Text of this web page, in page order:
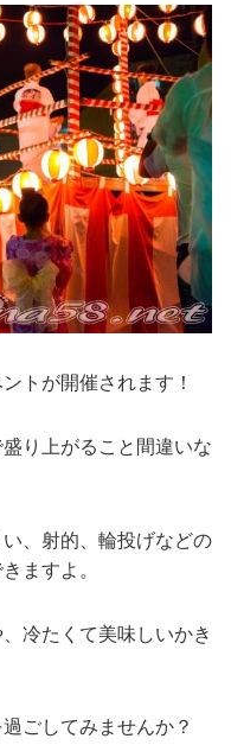
トが開催されます！
り上がること間違いな
、射的、輪投げなどの
ますよ。
冷たくて美味しいかき
ごしてみませんか？